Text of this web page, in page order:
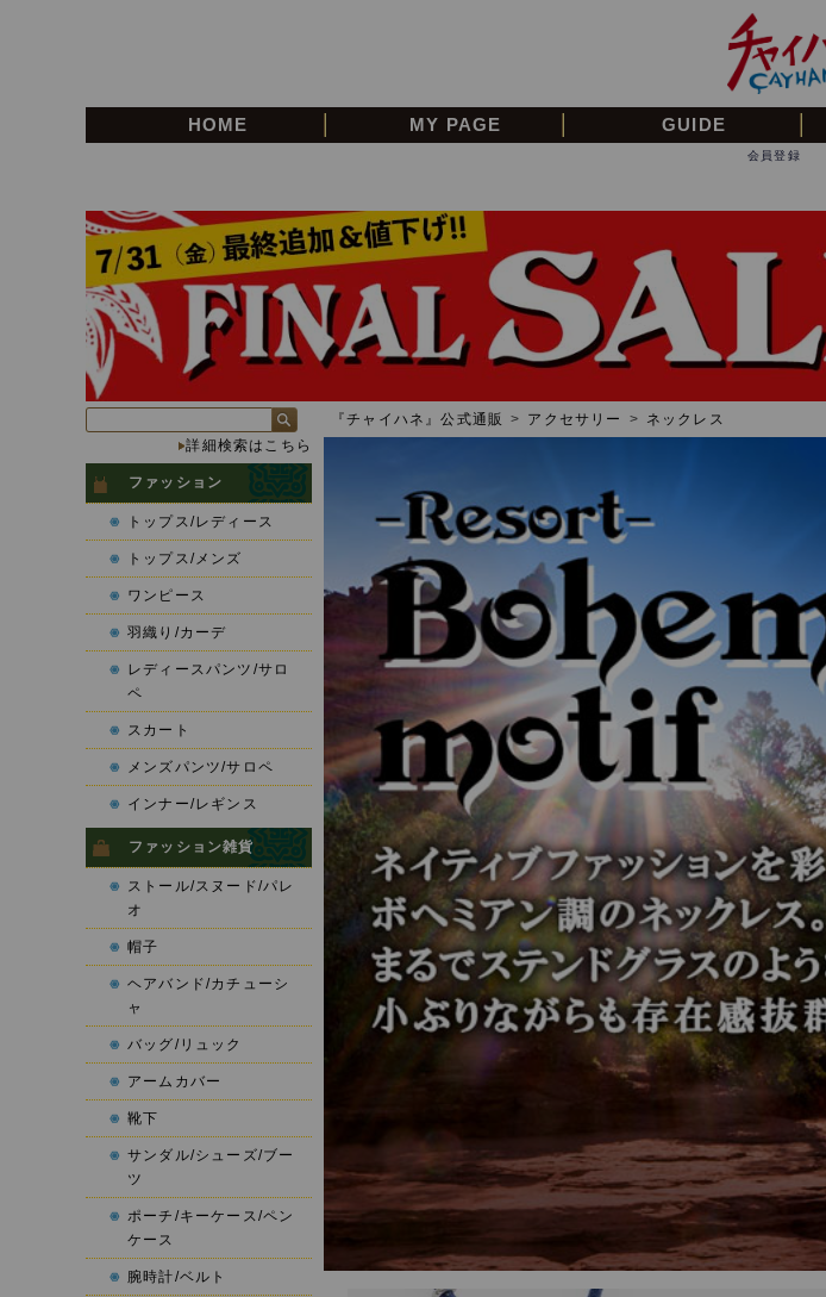
HOME MY PAGE GUIDE
会員登録
『チャイハネ』公式通販 > アクセサリー > ネックレス
詳細検索はこちら
ファッション
トップス/レディース
トップス/メンズ
ワンピース
羽織り/カーデ
レディースパンツ/サロ
ペ
スカート
メンズパンツ/サロペ
インナー/レギンス
ファッション雑貨
ストール/スヌード/パレ
オ
帽子
ヘアバンド/カチューシ
ャ
バッグ/リュック
アームカバー
靴下
サンダル/シューズ/ブー
ツ
ポーチ/キーケース/ペン
ケース
腕時計/ベルト